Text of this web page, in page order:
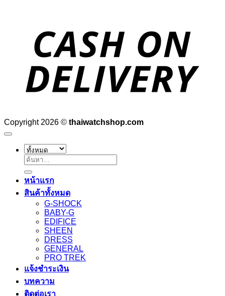
Copyright 2026 © thaiwatchshop.com
ค้นหา:
หน้าแรก
สินค้าทั้งหมด
G-SHOCK
BABY-G
EDIFICE
SHEEN
DRESS
GENERAL
PRO TREK
แจ้งชำระเงิน
บทความ
ติดต่อเรา